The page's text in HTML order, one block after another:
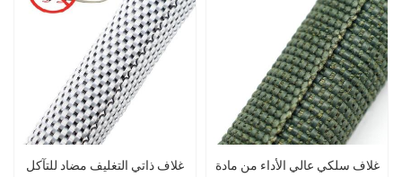
غلاف ذاتي التغليف مضاد للتآكل
غلاف سلكي عالي الأداء من مادة